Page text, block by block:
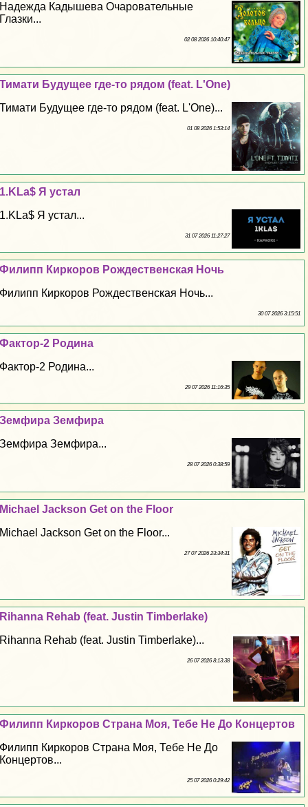
Надежда Кадышева Очаровательные
Глазки...
02 08 2026 10:40:47
Тимати Будущее где-то рядом (feat. L'One)
Тимати Будущее где-то рядом (feat. L'One)...
01 08 2026 1:53:14
1.KLa$ Я устал
1.KLa$ Я устал...
31 07 2026 11:27:27
Филипп Киркоров Рождественская Ночь
Филипп Киркоров Рождественская Ночь...
30 07 2026 3:15:51
Фактор-2 Родина
Фактор-2 Родина...
29 07 2026 11:16:35
Земфира Земфира
Земфира Земфира...
28 07 2026 0:38:59
Michael Jackson Get on the Floor
Michael Jackson Get on the Floor...
27 07 2026 23:34:31
Rihanna Rehab (feat. Justin Timberlake)
Rihanna Rehab (feat. Justin Timberlake)...
26 07 2026 8:13:38
Филипп Киркоров Страна Моя, Тебе Не До Концертов
Филипп Киркоров Страна Моя, Тебе Не До
Концертов...
25 07 2026 0:29:42